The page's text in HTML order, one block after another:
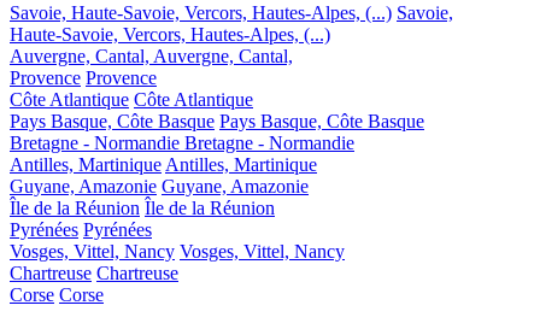
Savoie, Haute-Savoie, Vercors, Hautes-Alpes, (...) Savoie,
Haute-Savoie, Vercors, Hautes-Alpes, (...)
Auvergne, Cantal, Auvergne, Cantal,
Provence Provence
Côte Atlantique Côte Atlantique
Pays Basque, Côte Basque Pays Basque, Côte Basque
Bretagne - Normandie Bretagne - Normandie
Antilles, Martinique Antilles, Martinique
Guyane, Amazonie Guyane, Amazonie
Île de la Réunion Île de la Réunion
Pyrénées Pyrénées
Vosges, Vittel, Nancy Vosges, Vittel, Nancy
Chartreuse Chartreuse
Corse Corse